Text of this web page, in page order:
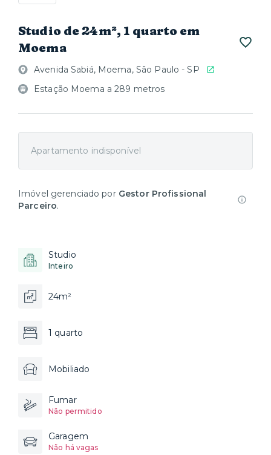
Studio de 24m², 1 quarto em
Moema
Avenida Sabiá, Moema, São Paulo - SP
Estação Moema a 289 metros
Apartamento indisponível
Imóvel gerenciado por Gestor Profissional
Parceiro.
Studio
Inteiro
24m²
1 quarto
Mobiliado
Fumar
Não permitido
Garagem
Não há vagas